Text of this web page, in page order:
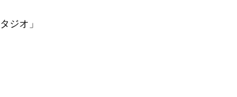
ジオ」